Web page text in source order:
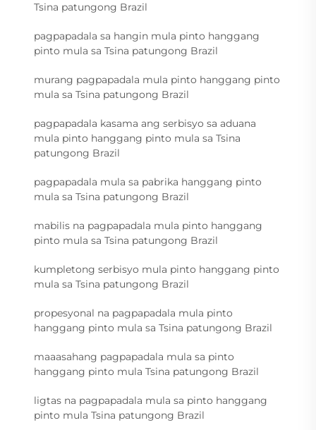
Tsina patungong Brazil
pagpapadala sa hangin mula pinto hanggang
pinto mula sa Tsina patungong Brazil
murang pagpapadala mula pinto hanggang pinto
mula sa Tsina patungong Brazil
pagpapadala kasama ang serbisyo sa aduana
mula pinto hanggang pinto mula sa Tsina
patungong Brazil
pagpapadala mula sa pabrika hanggang pinto
mula sa Tsina patungong Brazil
mabilis na pagpapadala mula pinto hanggang
pinto mula sa Tsina patungong Brazil
kumpletong serbisyo mula pinto hanggang pinto
mula sa Tsina patungong Brazil
propesyonal na pagpapadala mula pinto
hanggang pinto mula sa Tsina patungong Brazil
maaasahang pagpapadala mula sa pinto
hanggang pinto mula Tsina patungong Brazil
ligtas na pagpapadala mula sa pinto hanggang
pinto mula Tsina patungong Brazil